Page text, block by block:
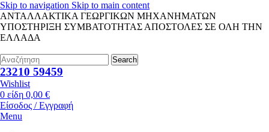
Skip to navigation Skip to main content
ΑΝΤΑΛΛΑΚΤΙΚΑ ΓΕΩΡΓΙΚΩΝ ΜΗΧΑΝΗΜΑΤΩΝ
ΥΠΟΣΤΗΡΙΞΗ ΣΥΜΒΑΤΟΤΗΤΑΣ ΑΠΟΣΤΟΛΕΣ ΣΕ ΟΛΗ ΤΗΝ
ΕΛΛΑΔΑ
Search
23210 59459
Wishlist
0 είδη 0,00 €
Είσοδος / Εγγραφή
Menu